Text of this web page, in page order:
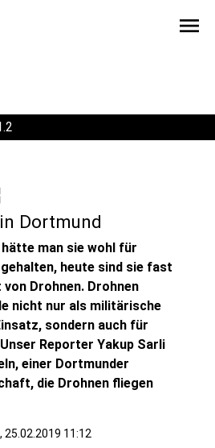
menu
Dortmund
man sie wohl für
heute sind sie fast
Drohnen. Drohnen
nicht nur als militärische
sondern auch für
Reporter Yakup Sarli
einer Dortmunder
die Drohnen fliegen
25.02.2019 11:12